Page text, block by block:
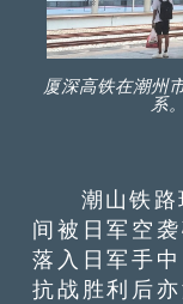
厦深高铁在潮州
系
潮山铁路
间被日军空
落入日军手
抗战胜利后